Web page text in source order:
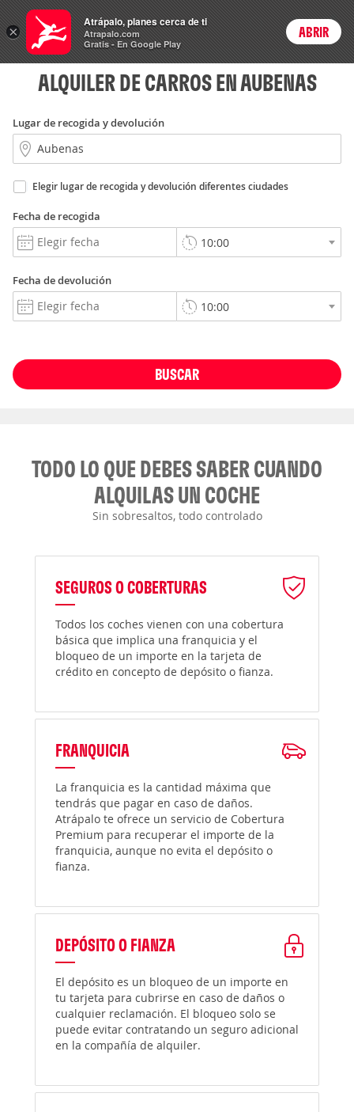
Rent
a Car Login
ALQUILER DE CARROS EN AUBENAS
Lugar de recogida y devolución
Elegir lugar de recogida y devolución diferentes ciudades
Fecha de recogida
Fecha de devolución
BUSCAR
TODO LO QUE DEBES SABER CUANDO
ALQUILAS UN COCHE
Sin sobresaltos, todo controlado
SEGUROS O COBERTURAS
Todos los coches vienen con una cobertura
básica que implica una franquicia y el
bloqueo de un importe en la tarjeta de
crédito en concepto de depósito o fianza.
FRANQUICIA
La franquicia es la cantidad máxima que
tendrás que pagar en caso de daños.
Atrápalo te ofrece un servicio de Cobertura
Premium para recuperar el importe de la
franquicia, aunque no evita el depósito o
fianza.
DEPÓSITO O FIANZA
El depósito es un bloqueo de un importe en
tu tarjeta para cubrirse en caso de daños o
cualquier reclamación. El bloqueo solo se
puede evitar contratando un seguro adicional
en la compañía de alquiler.
×
Atrápalo, planes cerca de ti
Atrapalo.com
Gratis - En Google Play
ABRIR